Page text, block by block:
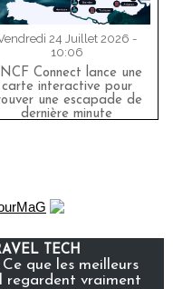
24 Juillet 2026 -
10:06
Connect lance une
carte interactive pour
une escapade de
dernière minute
TECH
que les meilleurs
regardent vraiment